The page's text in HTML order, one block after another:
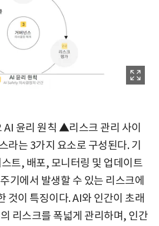
윤리 원칙 ▲리스크 관리 사이
는 3가지 요소로 구성된다. 기
트, 배포, 모니터링 및 업데이트
기에서 발생할 수 있는 리스크에
것이 특징이다. AI와 인간이 초래
리스크를 폭넓게 관리하며, 인간